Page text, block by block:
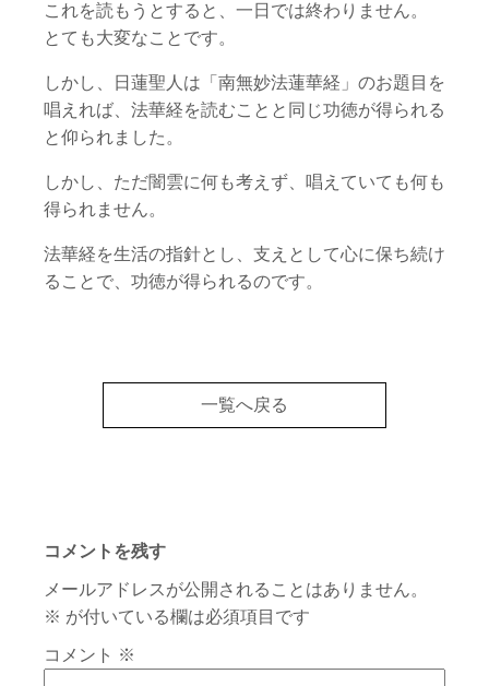
これを読もうとすると、一日では終わりません。
とても大変なことです。
しかし、日蓮聖人は「南無妙法蓮華経」のお題目を
唱えれば、法華経を読むことと同じ功徳が得られる
と仰られました。
しかし、ただ闇雲に何も考えず、唱えていても何も
得られません。
法華経を生活の指針とし、支えとして心に保ち続け
ることで、功徳が得られるのです。
一覧へ戻る
コメントを残す
メールアドレスが公開されることはありません。
※ が付いている欄は必須項目です
コメント ※